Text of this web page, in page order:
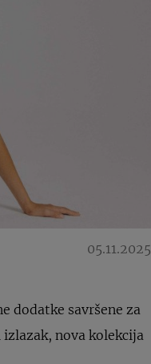
05.11.2025
dodatke savršene za
nova kolekcija